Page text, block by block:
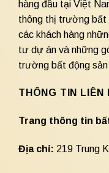
hàng đầu tại Việt
thông thị trường bất
các khách hàng
tư dự án và những
trường bất động
THÔNG TIN LIÊN
Trang thông tin
Địa chỉ: 219 Trung